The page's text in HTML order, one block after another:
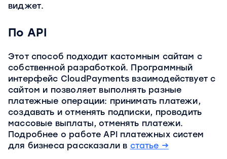
виджет.
По API
Этот способ подходит кастомным сайтам с
собственной разработкой. Программный
интерфейс CloudPayments взаимодействует с
сайтом и позволяет выполнять разные
платежные операции: принимать платежи,
создавать и отменять подписки, проводить
массовые выплаты, отменять платежи.
Подробнее о работе API платежных систем
для бизнеса рассказали в статье →